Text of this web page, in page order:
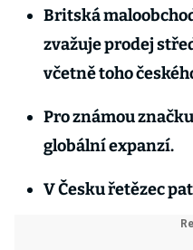
Britská
zvažuje prodej
včetně toho
Pro známou
globální expanzí.
V Česku řetězec